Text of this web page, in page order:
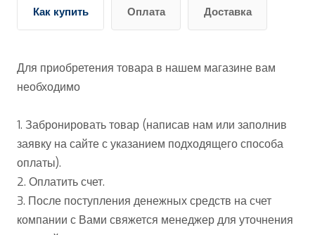
Как купить Оплата Доставка
Для приобретения товара в нашем магазине вам
необходимо
1. Забронировать товар (написав нам или заполнив
заявку на сайте с указанием подходящего способа
оплаты).
2. Оплатить счет.
3. После поступления денежных средств на счет
компании с Вами свяжется менеджер для уточнения